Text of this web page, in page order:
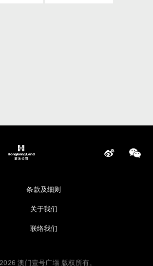
条款及细则
关于我们
联络我们
澳门壹号广塲 版权所有。